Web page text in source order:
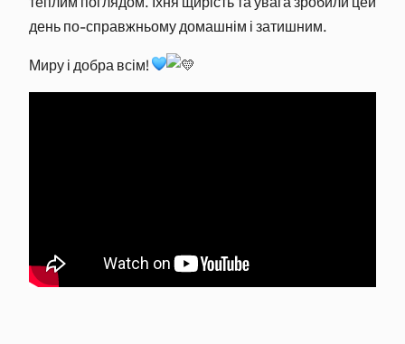
день по-справжньому домашнім і затишним.
Миру і добра всім!